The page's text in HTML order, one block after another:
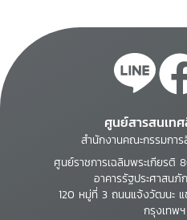
ศูนย์สารสนเท
สำนักงานคณะกรรมกา
ศูนย์ราชการเฉลิมพระเกียรติ
อาคารรัฐประศาสน
120 หมู่ที่ 3 ถนนแจ้งวัฒนะ
กรุงเทพฯ